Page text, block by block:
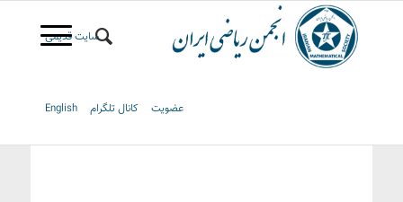
سایت قدیمی
عضویت کانال تلگرام English